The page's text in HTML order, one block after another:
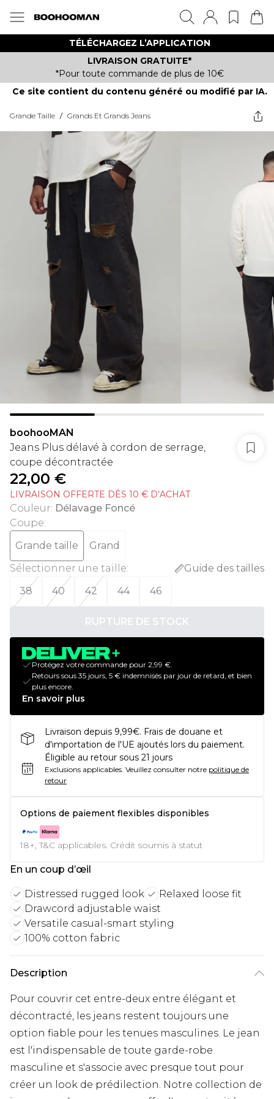
TÉLÉCHARGEZ L’APPLICATION
LIVRAISON GRATUITE*
*Pour toute commande de plus de 10€
Ce site contient du contenu généré ou modifié par IA.
Grande Taille / Grands Et Grands Jeans
boohooMAN
Jeans Plus délavé à cordon de serrage,
coupe décontractée
22,00 €
LIVRAISON OFFERTE DÈS 10 € D’ACHAT
Couleur: Délavage Foncé
Coupe:
Grande taille
Grand
Sélectionner une taille:
Guide des tailles
38
40 42 44 46
RUPTURE DE STOCK
Protégez votre commande pour 2,99 €.
Retours sous 35 jours, 5 € indemnisés par jour de retard, et bien
plus encore.
En savoir plus
Livraison depuis 9,99€. Frais de douane et
d'importation de l'UE ajoutés lors du paiement.
Éligible au retour sous 21 jours
Exclusions applicables. Veuillez consulter notre politique de
retour
Options de paiement flexibles disponibles
18+, T&C applicables. Crédit soumis à statut
En un coup d’œil
Distressed rugged look
Relaxed loose fit
Drawcord adjustable waist
Versatile casual-smart styling
100% cotton fabric
Description
Pour couvrir cet entre-deux entre élégant et
décontracté, les jeans restent toujours une
option fiable pour les tenues masculines. Le jean
est l'indispensable de toute garde-robe
masculine et s'associe avec presque tout pour
créer un look de prédilection. Notre collection de